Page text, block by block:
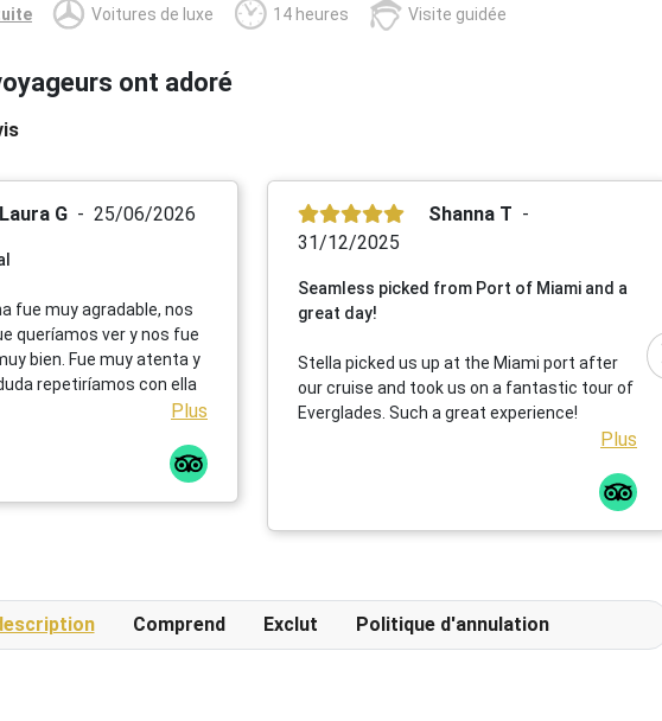
Voitures de luxe 14 heures Visite guidée
ont adoré
Laura G 25/06/2026
fue muy agradable, nos
queríamos ver y nos fue
bien. Fue muy atenta y
repetiríamos con ella
Plus
Shanna T
31/12/2025
Seamless picked from Port of Miami and a
great day!
Stella picked us up at the Miami port after
our cruise and took us on a fantastic tour of
Everglades. Such a great experience!
Plus
Comprend Exclut Politique d'annulation